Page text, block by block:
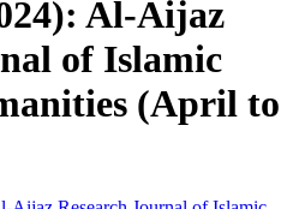
Al-Aijaz
of Islamic
(April to